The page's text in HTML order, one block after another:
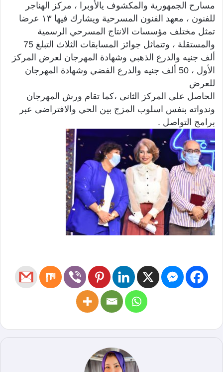
مسارح الجمهورية والمكشوف يالأوبرا ، مركز الهناجر
للفنون ، معهد الفنون المسرحية ويشارك فيها ١٣ عرضا
تمثل مختلف مؤسسات الانتاج المسرحي الرسمية
والمستقلة ، وتتماثل جوائز المسابقات الثلاث التبلغ 75
ألف جنيه والدرع الذهبي وشهادة المهرجان لعرض المركز
الأول ، 50 ألف جنيه والدرع الفضي وشهادة المهرجان
للعرض
الحاصل على المركز الثانى ،كما تقام ورش المهرجان
وندواته بنفس اسلوب المزج بين الحي والافتراضى عبر
برامج التواصل .